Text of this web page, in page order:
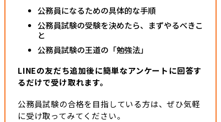
公務員になるための具体的な手順
公務員試験の受験を決めたら、まずやるべきこ
と
公務員試験の王道の「勉強法」
LINEの友だち追加後に簡単なアンケートに回答す
るだけで受け取れます。
公務員試験の合格を目指している方は、ぜひ気軽
に受け取ってみてください。